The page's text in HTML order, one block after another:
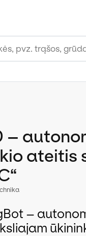
–
ateitis
–